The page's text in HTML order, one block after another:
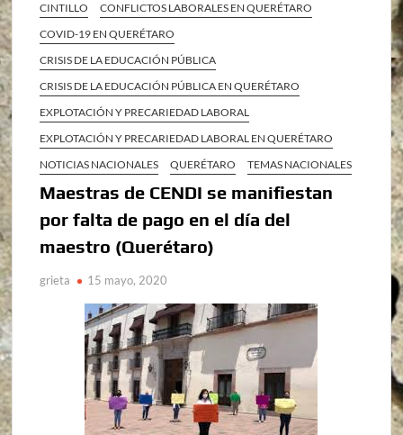
CINTILLO
CONFLICTOS LABORALES EN QUERÉTARO
COVID-19 EN QUERÉTARO
CRISIS DE LA EDUCACIÓN PÚBLICA
CRISIS DE LA EDUCACIÓN PÚBLICA EN QUERÉTARO
EXPLOTACIÓN Y PRECARIEDAD LABORAL
EXPLOTACIÓN Y PRECARIEDAD LABORAL EN QUERÉTARO
NOTICIAS NACIONALES
QUERÉTARO TEMAS NACIONALES
Maestras de CENDI se manifiestan
por falta de pago en el día del
maestro (Querétaro)
grieta 15 mayo, 2020